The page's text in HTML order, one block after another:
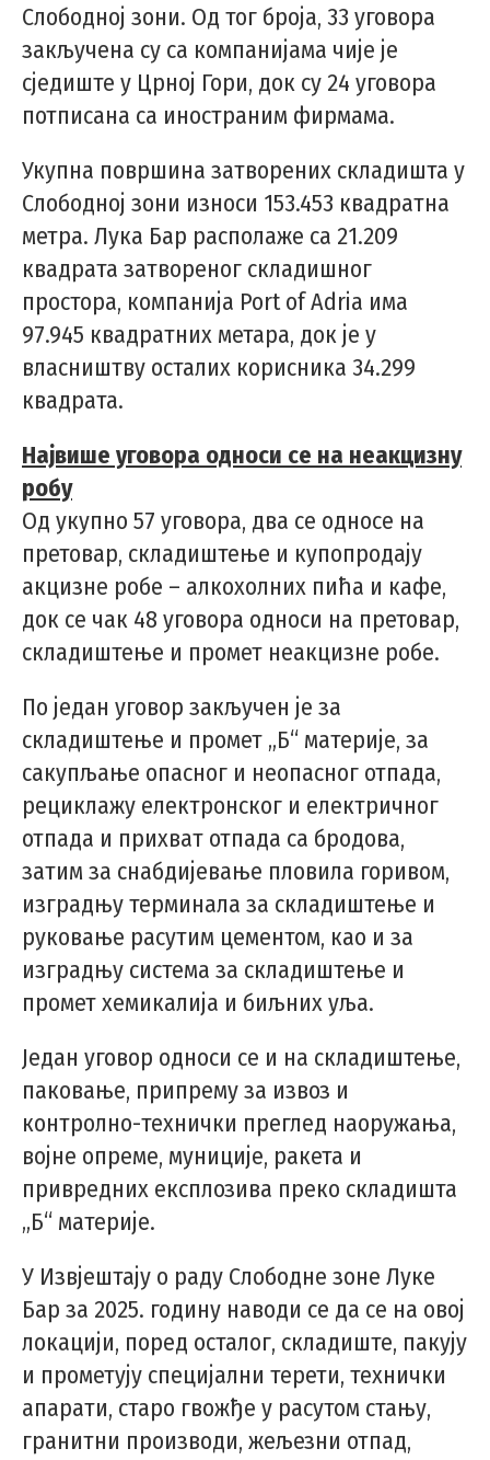
Слободној зони. Од тог броја, 33 уговора
закључена су са компанијама чије је
сједиште у Црној Гори, док су 24 уговора
потписана са иностраним фирмама.
Укупна површина затворених складишта у
Слободној зони износи 153.453 квадратна
метра. Лука Бар располаже са 21.209
квадрата затвореног складишног
простора, компанија Port of Adria има
97.945 квадратних метара, док је у
власништву осталих корисника 34.299
квадрата.
Највише уговора односи се на неакцизну
робу
Од укупно 57 уговора, два се односе на
претовар, складиштење и купопродају
акцизне робе – алкохолних пића и кафе,
док се чак 48 уговора односи на претовар,
складиштење и промет неакцизне робе.
По један уговор закључен је за
складиштење и промет „Б“ материје, за
сакупљање опасног и неопасног отпада,
рециклажу електронског и електричног
отпада и прихват отпада са бродова,
затим за снабдијевање пловила горивом,
изградњу терминала за складиштење и
руковање расутим цементом, као и за
изградњу система за складиштење и
промет хемикалија и биљних уља.
Један уговор односи се и на складиштење,
паковање, припрему за извоз и
контролно-технички преглед наоружања,
војне опреме, муниције, ракета и
привредних експлозива преко складишта
„Б“ материје.
У Извјештају о раду Слободне зоне Луке
Бар за 2025. годину наводи се да се на овој
локацији, поред осталог, складиште, пакују
и прометују специјални терети, технички
апарати, старо гвожђе у расутом стању,
гранитни производи, жељезни отпад,